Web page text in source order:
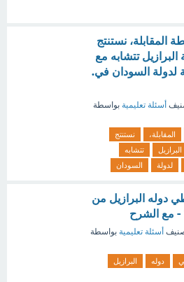
المقابلة، نستنتج
تتشابه مع
لدولة السودان في.
أسئلة تعليمية بواسطة
المقابلة،
نستنتج
البرازيل
تتشابه
لدولة السودان
دوله البرازيل من
- مع الشرح
أسئلة تعليمية بواسطة
دوله
البرازيل